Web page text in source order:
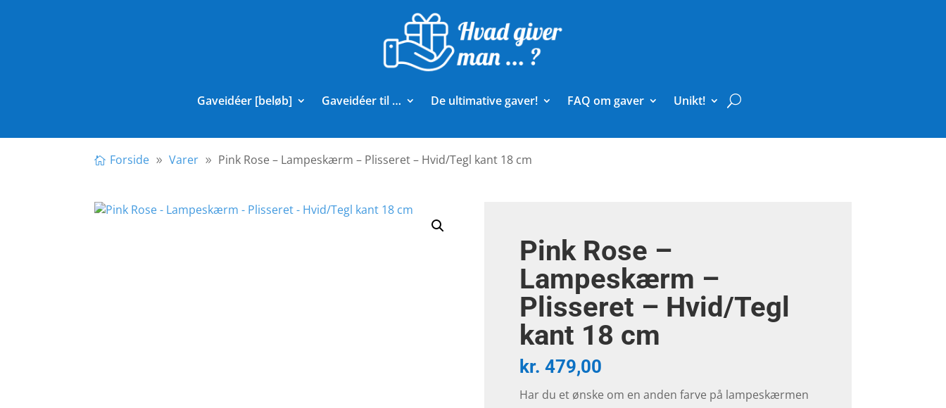
Gaveidéer [beløb] Gaveidéer til … De ultimative gaver! FAQ om gaver Unikt!
Forside Varer Pink Rose – Lampeskærm – Plisseret – Hvid/Tegl kant 18 cm
Pink Rose –
Lampeskærm –
Plisseret – Hvid/Tegl
kant 18 cm
kr. 479,00
Har du et ønske om en anden farve på lampeskærmen